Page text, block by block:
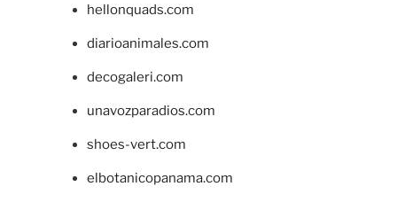
hellonquads.com
diarioanimales.com
decogaleri.com
unavozparadios.com
shoes-vert.com
elbotanicopanama.com